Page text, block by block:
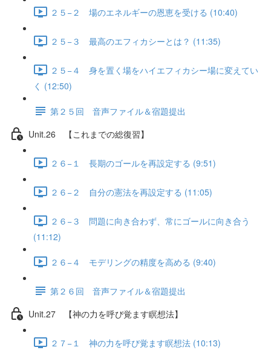
２５−２ 場のエネルギーの恩恵を受ける (10:40)
２５−３ 最高のエフィカシーとは？ (11:35)
２５−４ 身を置く場をハイエフィカシー場に変えてい
く (12:50)
第２５回 音声ファイル＆宿題提出
Unit.26 【これまでの総復習】
２６−１ 長期のゴールを再設定する (9:51)
２６−２ 自分の憲法を再設定する (11:05)
２６−３ 問題に向き合わず、常にゴールに向き合う
(11:12)
２６−４ モデリングの精度を高める (9:40)
第２６回 音声ファイル＆宿題提出
Unit.27 【神の力を呼び覚ます瞑想法】
２７−１ 神の力を呼び覚ます瞑想法 (10:13)